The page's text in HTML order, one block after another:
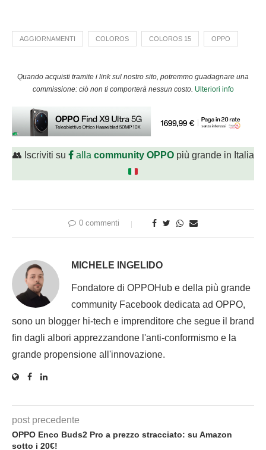
AGGIORNAMENTI COLOROS COLOROS 15 OPPO
Quando acquisti tramite i link sul nostro sito, potremmo guadagnare una
commissione: ciò non ti comporterà nessun costo. Ulteriori info
👥 Iscriviti su alla community OPPOpiù grande in Italia
0 commenti
MICHELE INGELIDO
Fondatore di OPPOHub e della più grande
community Facebook dedicata ad OPPO,
sono un blogger hi-tech e imprenditore che segue il brand
fin dagli albori apprezzandone l'anti-conformismo e la
grande propensione all'innovazione.
post precedente
OPPO Enco Buds2 Pro a prezzo stracciato: su Amazon
sotto i 20€!